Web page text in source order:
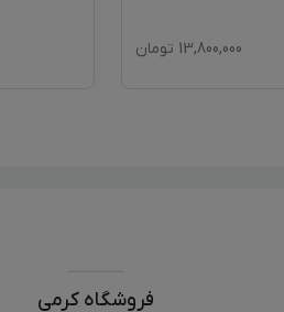
13,800,000 تومان
فروشگاه کرمی